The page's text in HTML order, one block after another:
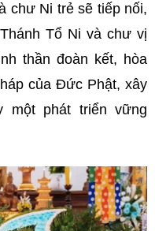
chư Ni trẻ sẽ tiếp nối,
Tổ Ni và chư vị
thần đoàn kết, hòa
của Đức Phật, xây
một phát triển vững